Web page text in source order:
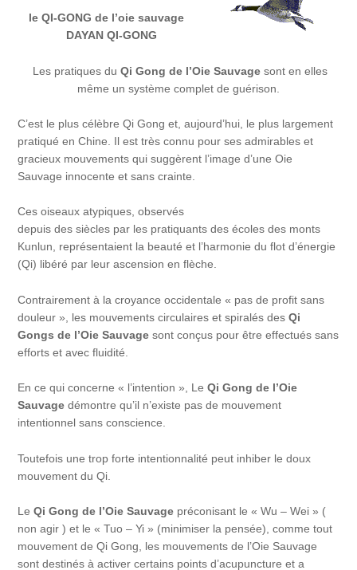
le QI-GONG de l’oie sauvage
DAYAN QI-GONG
Les pratiques du Qi Gong de l’Oie Sauvage sont en elles
même un système complet de guérison.
C’est le plus célèbre Qi Gong et, aujourd’hui, le plus largement
pratiqué en Chine. Il est très connu pour ses admirables et
gracieux mouvements qui suggèrent l’image d’une Oie
Sauvage innocente et sans crainte.
Ces oiseaux atypiques, observés
depuis des siècles par les pratiquants des écoles des monts
Kunlun, représentaient la beauté et l’harmonie du flot d’énergie
(Qi) libéré par leur ascension en flèche.
Contrairement à la croyance occidentale « pas de profit sans
douleur », les mouvements circulaires et spiralés desQi
Gongs de l’Oie Sauvage sont conçus pour être effectués sans
efforts et avec fluidité.
En ce qui concerne « l’intention », LeQi Gong de l’Oie
Sauvage démontre qu’il n’existe pas de mouvement
intentionnel sans conscience.
Toutefois une trop forte intentionnalité peut inhiber le doux
mouvement du Qi.
LeQi Gong de l’Oie Sauvage préconisant le « Wu – Wei » (
non agir ) et le « Tuo – Yi » (minimiser la pensée), comme tout
mouvement de Qi Gong, les mouvements de l’Oie Sauvage
sont destinés à activer certains points d’acupuncture et a